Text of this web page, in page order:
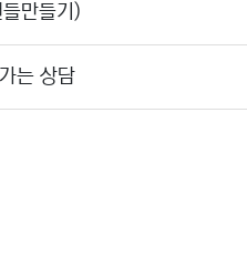
만들기)
는 상담